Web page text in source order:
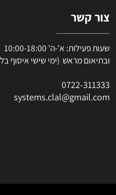
צור קשר
ובתיאום מראש (ימי שישי איסוף בלבד)